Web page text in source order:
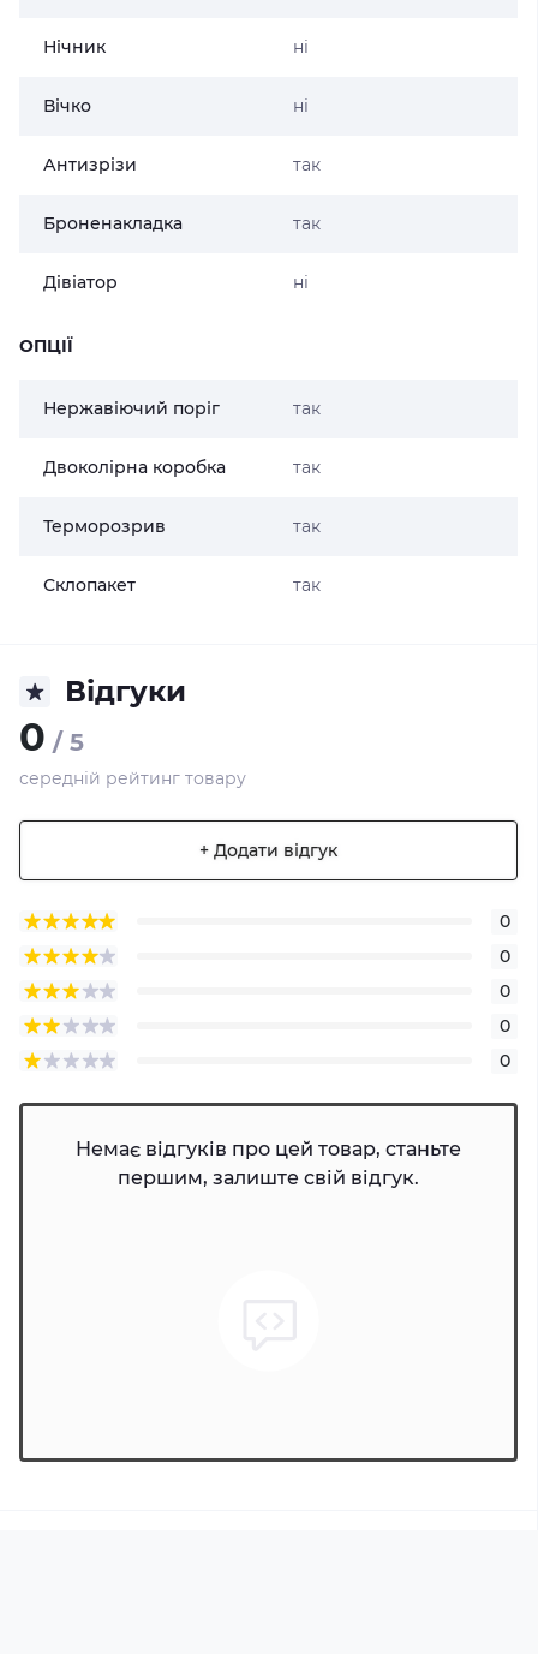
Нічник ні
Вічко ні
Антизрізи так
Броненакладка так
Дівіатор ні
ОПЦІЇ
Нержавіючий поріг так
Двоколірна коробка так
Терморозрив так
Склопакет так
Відгуки
0 / 5
середній рейтинг товару
+ Додати відгук
0
0
0
0
0
Немає відгуків про цей товар, станьте
першим, залиште свій відгук.